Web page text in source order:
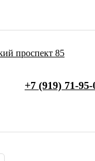
проспект 85
+7 (919) 71-95-